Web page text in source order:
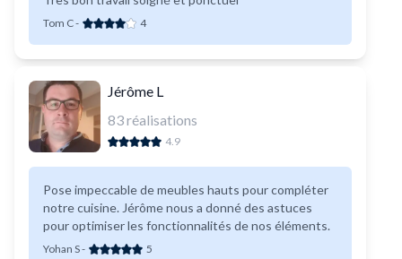
Tom C- 4
Jérôme L
83réalisations
4.9
Pose impeccable de meubles hauts pour compléter
notre cuisine. Jérôme nous a donné des astuces
pour optimiser les fonctionnalités de nos éléments.
Yohan S- 5